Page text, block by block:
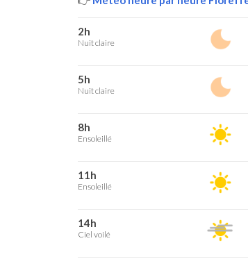
2h
Nuit claire
5h
Nuit claire
8h
Ensoleillé
11h
Ensoleillé
14h
Ciel voilé